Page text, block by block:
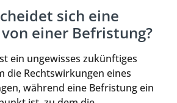
sich eine
einer Befristung?
ein ungewisses zukünftiges
die Rechtswirkungen eines
während eine Befristung ein